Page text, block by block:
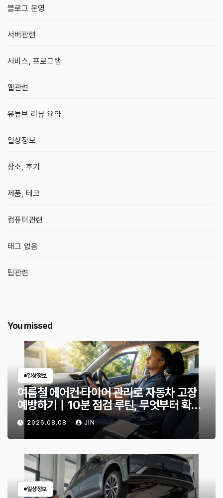
블로그 운영
서버관련
서비스, 프로그램
웹관련
유튜브 리뷰 요약
일상정보
장소, 후기
제품, 테크
컴퓨터관련
태그 없음
팁관련
You missed
일상정보
여름철 에어컨·타이어 관리로 자동차 고장
예방하기｜10분 점검 루틴, 무엇부터 확인
할까?
2026.08.08 JIN
일상정보